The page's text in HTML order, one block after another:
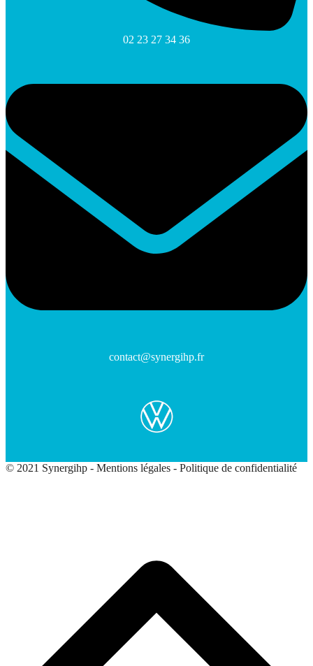
02 23 27 34 36
contact@synergihp.fr
© 2021 Synergihp - Mentions légales - Politique de confidentialité